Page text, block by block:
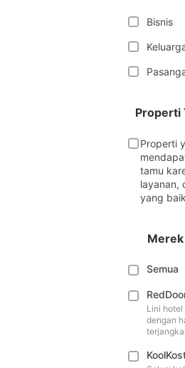
Bisnis
Properti
Properti
tamu
layanan,
yang
Semua
Lini hotel
dengan